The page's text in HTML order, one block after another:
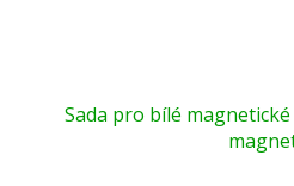
Sada pro bílé